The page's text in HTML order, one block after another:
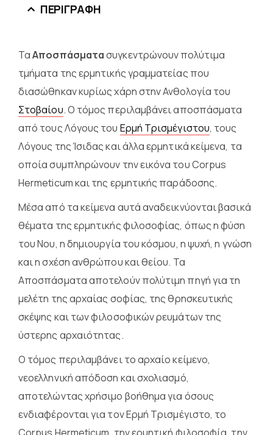
ΠΕΡΙΓΡΑΦΉ
ΤαΑποσπάσματασυγκεντρώνουν πολύτιμα
τμήματα της ερμητικής γραμματείας που
διασώθηκαν κυρίως χάρη στην Ανθολογία του
Στοβαίου. Ο τόμος περιλαμβάνει αποσπάσματα
από τους Λόγους του Ερμή Τρισμέγιστου, τους
Λόγους της Ίσιδας και άλλα ερμητικά κείμενα, τα
οποία συμπληρώνουν την εικόνα του Corpus
Hermeticum και της ερμητικής παράδοσης.
Μέσα από τα κείμενα αυτά αναδεικνύονται βασικά
θέματα της ερμητικής φιλοσοφίας, όπως η φύση
του Νου, η δημιουργία του κόσμου, η ψυχή, η γνώση
και η σχέση ανθρώπου και θείου. Τα
Αποσπάσματα αποτελούν πολύτιμη πηγή για τη
μελέτη της αρχαίας σοφίας, της θρησκευτικής
σκέψης και των φιλοσοφικών ρευμάτων της
ύστερης αρχαιότητας.
Ο τόμος περιλαμβάνει το αρχαίο κείμενο,
νεοελληνική απόδοση και σχολιασμό,
αποτελώντας χρήσιμο βοήθημα για όσους
ενδιαφέρονται για τον Ερμή Τρισμέγιστο, το